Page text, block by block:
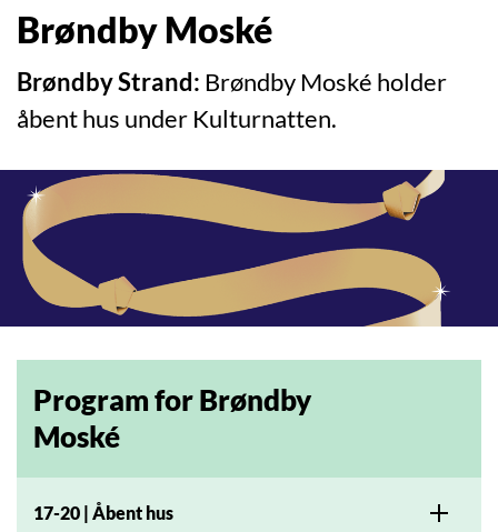
Brøndby Moské
Brøndby Strand: Brøndby Moské holder
åbent hus under Kulturnatten.
Program for Brøndby
Moské
17-20 | Åbent hus